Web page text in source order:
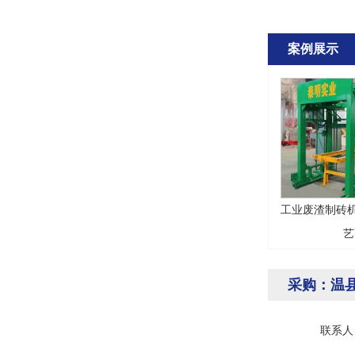
案例展示
工业废渣制砖
采购：温
联系